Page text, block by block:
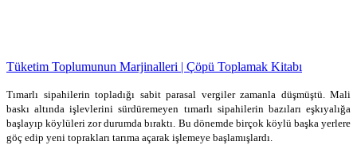
Tüketim Toplumunun Marjinalleri | Çöpü Toplamak Kitabı
Tımarlı sipahilerin topladığı sabit parasal vergiler zamanla düşmüştü. Mali
baskı altında işlevlerini sürdüremeyen tımarlı sipahilerin bazıları eşkıyalığa
başlayıp köylüleri zor durumda bıraktı. Bu dönemde birçok köylü başka yerlere
göç edip yeni toprakları tarıma açarak işlemeye başlamışlardı.